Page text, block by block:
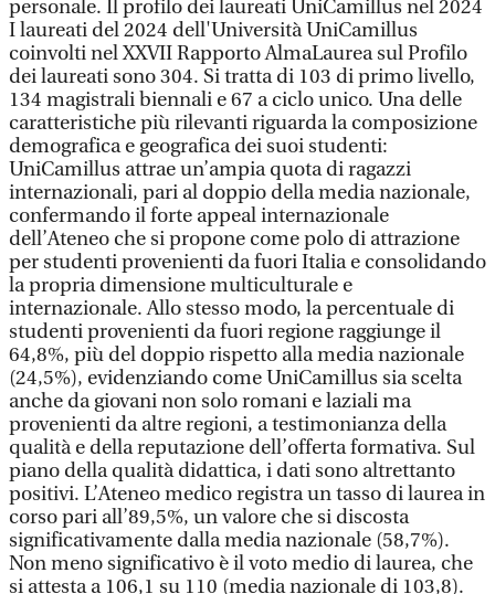
personale. Il profilo dei laureati UniCamillus nel 2024
I laureati del 2024 dell'Università UniCamillus
coinvolti nel XXVII Rapporto AlmaLaurea sul Profilo
dei laureati sono 304. Si tratta di 103 di primo livello,
134 magistrali biennali e 67 a ciclo unico. Una delle
caratteristiche più rilevanti riguarda la composizione
demografica e geografica dei suoi studenti:
UniCamillus attrae un’ampia quota di ragazzi
internazionali, pari al doppio della media nazionale,
confermando il forte appeal internazionale
dell’Ateneo che si propone come polo di attrazione
per studenti provenienti da fuori Italia e consolidando
la propria dimensione multiculturale e
internazionale. Allo stesso modo, la percentuale di
studenti provenienti da fuori regione raggiunge il
64,8%, più del doppio rispetto alla media nazionale
(24,5%), evidenziando come UniCamillus sia scelta
anche da giovani non solo romani e laziali ma
provenienti da altre regioni, a testimonianza della
qualità e della reputazione dell’offerta formativa. Sul
piano della qualità didattica, i dati sono altrettanto
positivi. L’Ateneo medico registra un tasso di laurea in
corso pari all’89,5%, un valore che si discosta
significativamente dalla media nazionale (58,7%).
Non meno significativo è il voto medio di laurea, che
si attesta a 106,1 su 110 (media nazionale di 103,8).